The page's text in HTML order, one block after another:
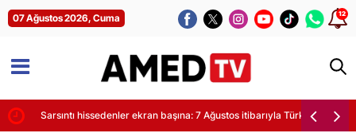
07 Ağustos 2026, Cuma 12
Sarsıntı hissedenler ekran başına: 7 Ağustos itibarıyla Türkiye'de son